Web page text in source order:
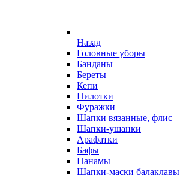
Назад
Головные уборы
Банданы
Береты
Кепи
Пилотки
Фуражки
Шапки вязанные, флис
Шапки-ушанки
Арафатки
Бафы
Панамы
Шапки-маски балаклавы